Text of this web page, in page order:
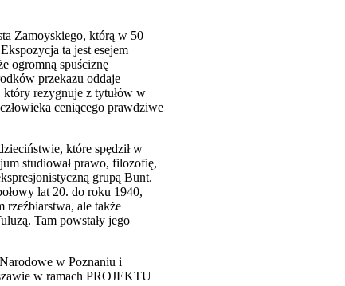
Zamoyskiego, którą w 50
ta jest esejem
ogromną spuściznę
przekazu oddaje
rezygnuje z tytułów w
ceniącego prawdziwe
które spędził w
studiował prawo, filozofię,
grupą Bunt.
lat 20. do roku 1940,
rzeźbiarstwa, ale także
Tam powstały jego
w Poznaniu i
w ramach PROJEKTU